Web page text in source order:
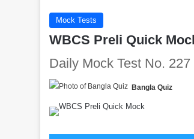
Mock Tests
WBCS Preli Quick
Daily Mock Test No. 227
Bangla Quiz